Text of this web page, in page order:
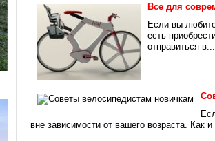
Все для
Если вы
есть
отправиться в...
вне зависимости от вашего возраста. Как